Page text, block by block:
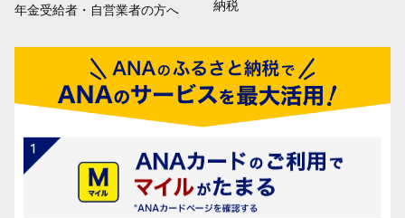
年金受給者・自営業者の方へ
納税